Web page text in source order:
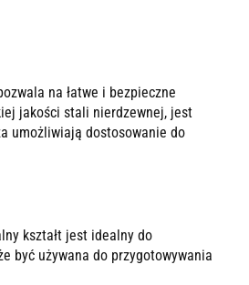
na łatwe i bezpieczne
jakości stali nierdzewnej, jest
umożliwiają dostosowanie do
kształt jest idealny do
być używana do przygotowywania